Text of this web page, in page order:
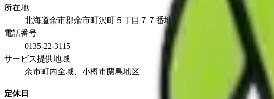
所在地
北海道余市郡余市町沢町５丁目７７番地
電話番号
0135-22-3115
サービス提供地域
余市町内全域、小樽市蘭島地区
定休日